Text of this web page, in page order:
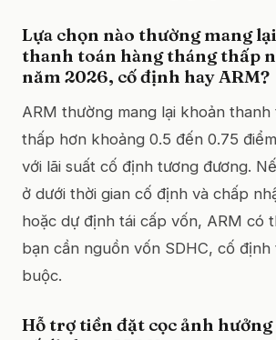
Lựa chọn nào thường mang
thanh toán hàng tháng thấp
năm 2026, cố định hay ARM?
ARM thường mang lại khoản
thấp hơn khoảng 0.5 đến 0.75
với lãi suất cố định tương đương.
ở dưới thời gian cố định và chấp
hoặc dự định tái cấp vốn, ARM có
bạn cần nguồn vốn SDHC, cố
buộc.
Hỗ trợ tiền đặt cọc ảnh hưởng